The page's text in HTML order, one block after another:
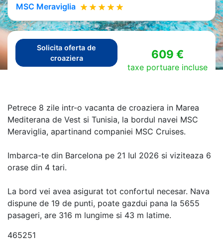
MSC Meraviglia
Solicita oferta de
croaziera
609 €
taxe portuare incluse
Petrece 8 zile intr-o vacanta de croaziera in Marea
Mediterana de Vest si Tunisia, la bordul navei MSC
Meraviglia, apartinand companiei MSC Cruises.
Imbarca-te din Barcelona pe 21 Iul 2026 si viziteaza 6
orase din 4 tari.
La bord vei avea asigurat tot confortul necesar. Nava
dispune de 19 de punti, poate gazdui pana la 5655
pasageri, are 316 m lungime si 43 m latime.
465251